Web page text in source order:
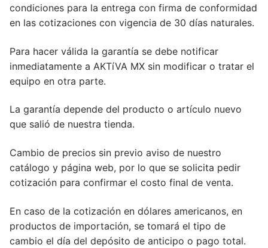
condiciones para la entrega con firma de conformidad
en las cotizaciones con vigencia de 30 días naturales.
Para hacer válida la garantía se debe notificar
inmediatamente a AKTíVA MX sin modificar o tratar el
equipo en otra parte.
La garantía depende del producto o artículo nuevo
que salió de nuestra tienda.
Cambio de precios sin previo aviso de nuestro
catálogo y página web, por lo que se solicita pedir
cotización para confirmar el costo final de venta.
En caso de la cotización en dólares americanos, en
productos de importación, se tomará el tipo de
cambio el día del depósito de anticipo o pago total.